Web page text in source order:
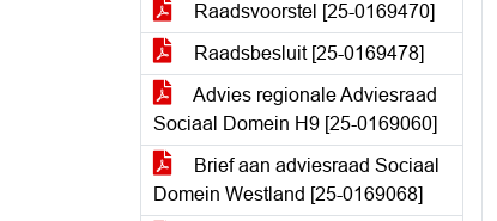
Raadsvoorstel [25-0169470]
Raadsbesluit [25-0169478]
Advies regionale Adviesraad
Sociaal Domein H9 [25-0169060]
Brief aan adviesraad Sociaal
Domein Westland [25-0169068]